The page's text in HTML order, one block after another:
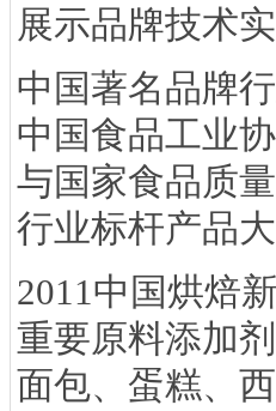
展示品牌技术
中国著名品牌
中国食品工业
与国家食品质
行业标杆产品
2011中国烘焙
重要原料添加
面包、蛋糕、